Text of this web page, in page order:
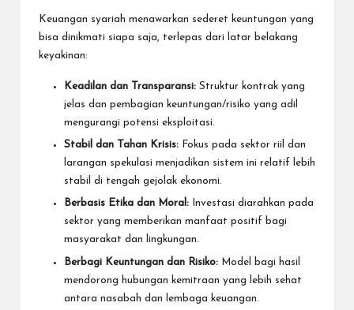
Keuangan syariah menawarkan sederet keuntungan yang
bisa dinikmati siapa saja, terlepas dari latar belakang
keyakinan:
Keadilan dan Transparansi: Struktur kontrak yang
jelas dan pembagian keuntungan/risiko yang adil
mengurangi potensi eksploitasi.
Stabil dan Tahan Krisis: Fokus pada sektor riil dan
larangan spekulasi menjadikan sistem ini relatif lebih
stabil di tengah gejolak ekonomi.
Berbasis Etika dan Moral: Investasi diarahkan pada
sektor yang memberikan manfaat positif bagi
masyarakat dan lingkungan.
Berbagi Keuntungan dan Risiko: Model bagi hasil
mendorong hubungan kemitraan yang lebih sehat
antara nasabah dan lembaga keuangan.